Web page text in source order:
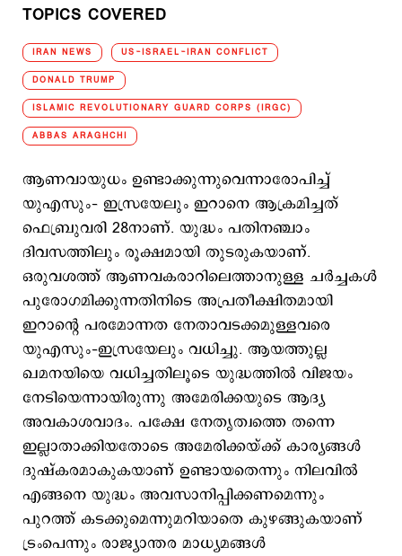
TOPICS COVERED
IRAN NEWS US-ISRAEL-IRAN CONFLICT
DONALD TRUMP
ISLAMIC REVOLUTIONARY GUARD CORPS (IRGC)
ABBAS ARAGHCHI
ആണവായുധം ഉണ്ടാക്കുന്നുവെന്നാരോപിച്ച്
യുഎസും– ഇസ്രയേലും ഇറാനെ ആക്രമിച്ചത്
ഫെബ്രുവരി 28നാണ്. യുദ്ധം പതിനഞ്ചാം
ദിവസത്തിലും രൂക്ഷമായി തുടരുകയാണ്.
ഒരുവശത്ത് ആണവകരാറിലെത്താനുള്ള ചര്‍ച്ചകള്‍
പുരോഗമിക്കുന്നതിനിടെ അപ്രതീക്ഷിതമായി
ഇറാന്‍റെ പരമോന്നത നേതാവടക്കമുള്ളവരെ
യുഎസും–ഇസ്രയേലും വധിച്ചു. ആയത്തുല്ല
ഖമനയിയെ വധിച്ചതിലൂടെ യുദ്ധത്തില്‍ വിജയം
നേടിയെന്നായിരുന്നു അമേരിക്കയുടെ ആദ്യ
അവകാശവാദം. പക്ഷേ നേതൃത്വത്തെ തന്നെ
ഇല്ലാതാക്കിയതോടെ അമേരിക്കയ്ക്ക് കാര്യങ്ങള്‍
ദുഷ്കരമാകുകയാണ് ഉണ്ടായതെന്നും നിലവില്‍
എങ്ങനെ യുദ്ധം അവസാനിപ്പിക്കണമെന്നും
പുറത്ത് കടക്കുമെന്നുമറിയാതെ കുഴങ്ങുകയാണ്
ട്രംപെന്നും രാജ്യാന്തര മാധ്യമങ്ങള്‍